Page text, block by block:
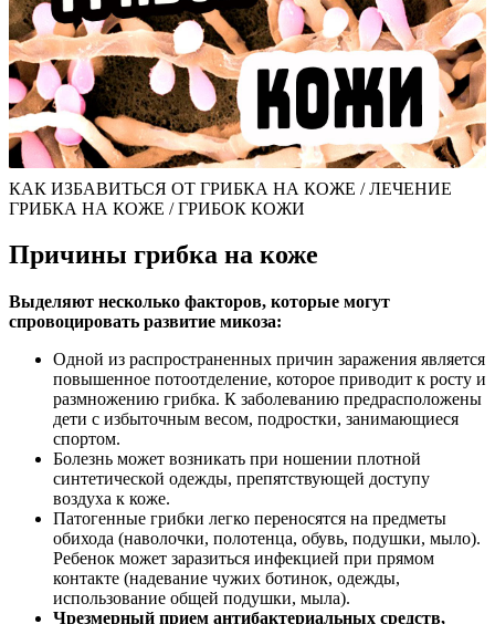
КАК ИЗБАВИТЬСЯ ОТ ГРИБКА НА КОЖЕ / ЛЕЧЕНИЕ
ГРИБКА НА КОЖЕ / ГРИБОК КОЖИ
Причины грибка на коже
Выделяют несколько факторов, которые могут
спровоцировать развитие микоза:
Одной из распространенных причин заражения является
повышенное потоотделение, которое приводит к росту и
размножению грибка. К заболеванию предрасположены
дети с избыточным весом, подростки, занимающиеся
спортом.
Болезнь может возникать при ношении плотной
синтетической одежды, препятствующей доступу
воздуха к коже.
Патогенные грибки легко переносятся на предметы
обихода (наволочки, полотенца, обувь, подушки, мыло).
Ребенок может заразиться инфекцией при прямом
контакте (надевание чужих ботинок, одежды,
использование общей подушки, мыла).
Чрезмерный прием антибактериальных средств,